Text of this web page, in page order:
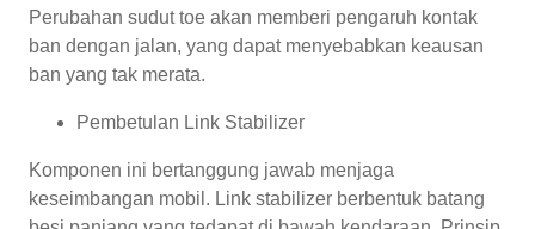
Perubahan sudut toe akan memberi pengaruh kontak
ban dengan jalan, yang dapat menyebabkan keausan
ban yang tak merata.
Pembetulan Link Stabilizer
Komponen ini bertanggung jawab menjaga
keseimbangan mobil. Link stabilizer berbentuk batang